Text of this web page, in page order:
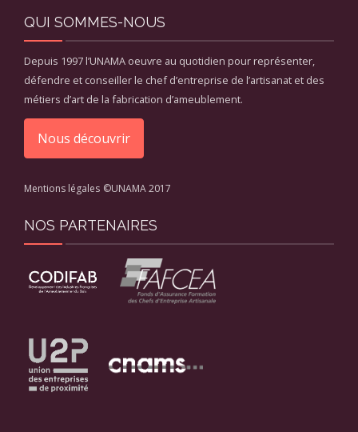
QUI SOMMES-NOUS
Depuis 1997 l’UNAMA oeuvre au quotidien pour représenter,
défendre et conseiller le chef d’entreprise de l’artisanat et des
métiers d’art de la fabrication d’ameublement.
Nous découvrir
Mentions légales ©UNAMA 2017
NOS PARTENAIRES